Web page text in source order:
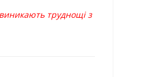
труднощі з